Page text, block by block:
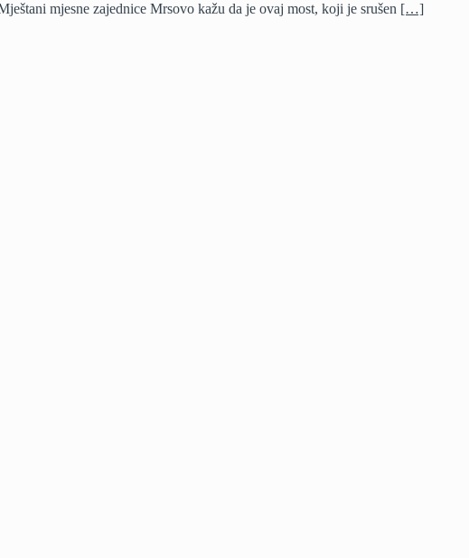
mjesne zajednice Mrsovo kažu da je ovaj most, koji je srušen […]